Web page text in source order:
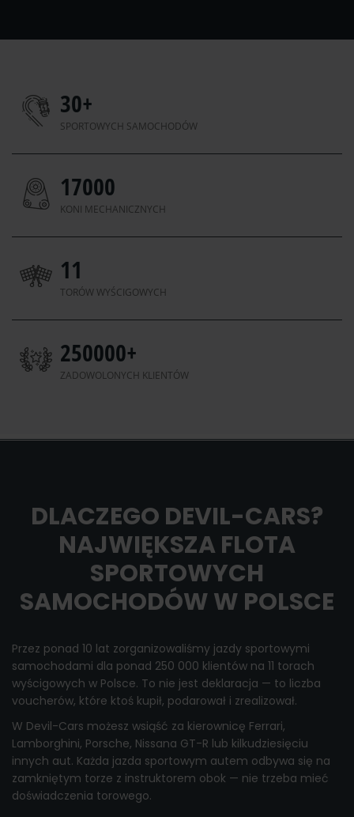
30+
SPORTOWYCH SAMOCHODÓW
17000
KONI MECHANICZNYCH
11
TORÓW WYŚCIGOWYCH
250000+
ZADOWOLONYCH KLIENTÓW
DLACZEGO DEVIL-CARS?
NAJWIĘKSZA FLOTA
SPORTOWYCH
SAMOCHODÓW W POLSCE
Przez ponad 10 lat zorganizowaliśmy jazdy sportowymi
samochodami dla ponad 250 000 klientów na 11 torach
wyścigowych w Polsce. To nie jest deklaracja — to liczba
voucherów, które ktoś kupił, podarował i zrealizował.
W Devil-Cars możesz wsiąść za kierownicę Ferrari,
Lamborghini, Porsche, Nissana GT-R lub kilkudziesięciu
innych aut. Każda jazda sportowym autem odbywa się na
zamkniętym torze z instruktorem obok — nie trzeba mieć
doświadczenia torowego.